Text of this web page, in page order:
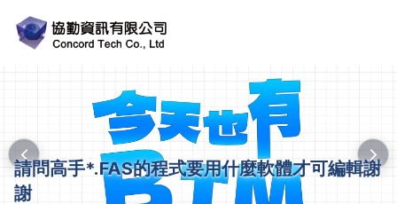
請問高手*.FAS的程式要用什麼軟體才可編輯謝
謝